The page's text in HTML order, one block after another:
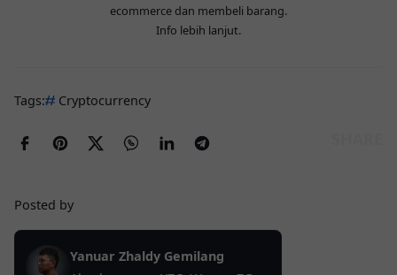
ecommerce dan membeli barang.
Info lebih lanjut.
Tags: Cryptocurrency
Posted by
Yanuar Zhaldy Gemilang